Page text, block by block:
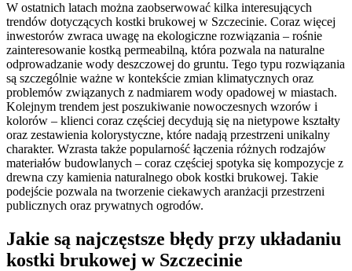
W ostatnich latach można zaobserwować kilka interesujących
trendów dotyczących kostki brukowej w Szczecinie. Coraz więcej
inwestorów zwraca uwagę na ekologiczne rozwiązania – rośnie
zainteresowanie kostką permeabilną, która pozwala na naturalne
odprowadzanie wody deszczowej do gruntu. Tego typu rozwiązania
są szczególnie ważne w kontekście zmian klimatycznych oraz
problemów związanych z nadmiarem wody opadowej w miastach.
Kolejnym trendem jest poszukiwanie nowoczesnych wzorów i
kolorów – klienci coraz częściej decydują się na nietypowe kształty
oraz zestawienia kolorystyczne, które nadają przestrzeni unikalny
charakter. Wzrasta także popularność łączenia różnych rodzajów
materiałów budowlanych – coraz częściej spotyka się kompozycje z
drewna czy kamienia naturalnego obok kostki brukowej. Takie
podejście pozwala na tworzenie ciekawych aranżacji przestrzeni
publicznych oraz prywatnych ogrodów.
Jakie są najczęstsze błędy przy układaniu
kostki brukowej w Szczecinie